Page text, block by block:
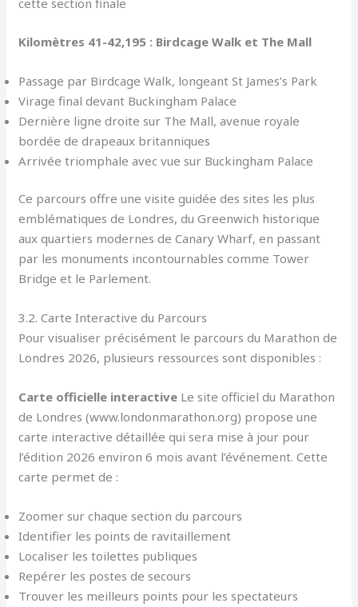
cette section finale
Kilomètres 41-42,195 : Birdcage Walk et The Mall
Passage par Birdcage Walk, longeant St James’s Park
Virage final devant Buckingham Palace
Dernière ligne droite sur The Mall, avenue royale
bordée de drapeaux britanniques
Arrivée triomphale avec vue sur Buckingham Palace
Ce parcours offre une visite guidée des sites les plus
emblématiques de Londres, du Greenwich historique
aux quartiers modernes de Canary Wharf, en passant
par les monuments incontournables comme Tower
Bridge et le Parlement.
3.2. Carte Interactive du Parcours
Pour visualiser précisément le parcours du Marathon de
Londres 2026, plusieurs ressources sont disponibles :
Carte officielle interactive Le site officiel du Marathon
de Londres (www.londonmarathon.org) propose une
carte interactive détaillée qui sera mise à jour pour
l’édition 2026 environ 6 mois avant l’événement. Cette
carte permet de :
Zoomer sur chaque section du parcours
Identifier les points de ravitaillement
Localiser les toilettes publiques
Repérer les postes de secours
Trouver les meilleurs points pour les spectateurs